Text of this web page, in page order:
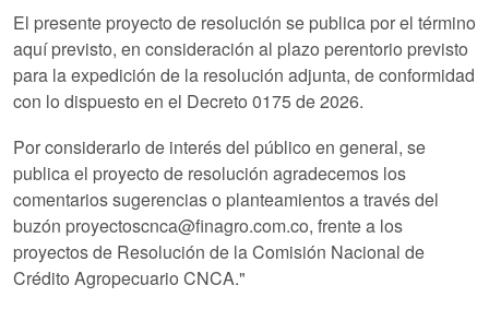
El presente proyecto de resolución se publica por el término
aquí previsto, en consideración al plazo perentorio previsto
para la expedición de la resolución adjunta, de conformidad
con lo dispuesto en el Decreto 0175 de 2026.
Por considerarlo de interés del público en general, se
publica el proyecto de resolución agradecemos los
comentarios sugerencias o planteamientos a través del
buzón proyectoscnca@finagro.com.co, frente a los
proyectos de Resolución de la Comisión Nacional de
Crédito Agropecuario CNCA."